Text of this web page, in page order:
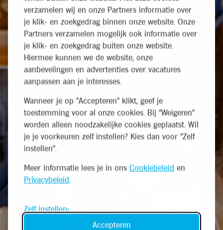
verzamelen wij en onze Partners informatie over
je klik- en zoekgedrag binnen onze website. Onze
Partners verzamelen mogelijk ook informatie over
je klik- en zoekgedrag buiten onze website.
Hiermee kunnen we de website, onze
aanbevelingen en advertenties over vacatures
aanpassen aan je interesses.
Wanneer je op "Accepteren" klikt, geef je
toestemming voor al onze cookies. Bij "Weigeren"
worden alleen noodzakelijke cookies geplaatst. Wil
je je voorkeuren zelf instellen? Kies dan voor "Zelf
instellen".
Meer informatie lees je in ons Cookiebeleid en
Privacybeleid.
Zelf instellen
Accepteren